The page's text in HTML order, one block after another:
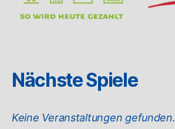
Nächste Spiele
Keine Veranstaltungen gefunden.